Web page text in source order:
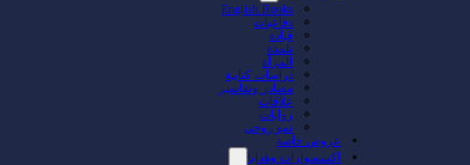
English Books
دفاعيات
قيادة
تلمذة
المرأة
دراسات كتابية
مصادر وتفاسير
علاقات
روايات
نمو روحي
عروض خاصة
اكسسوارات وهدايا